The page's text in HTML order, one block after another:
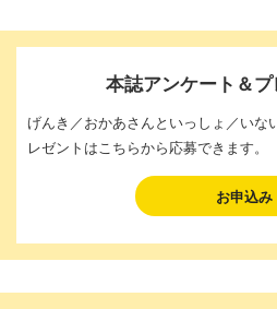
本誌アンケート＆
げんき／おかあさんといっしょ／いな
レゼントはこちらから応募できます。
お申込み